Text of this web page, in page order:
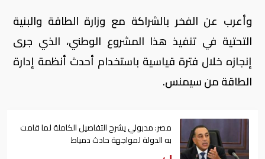
وأعرب عن الفخر بالشراكة مع وزارة الطاقة والبنية
التحتية في تنفيذ هذا المشروع الوطني، الذي جرى
إنجازه خلال فترة قياسية باستخدام أحدث أنظمة إدارة
الطاقة من سيمنس.
مصر: مدبولي يشرح التفاصيل الكاملة لما قامت
به الدولة لمواجهة حادث دمياط